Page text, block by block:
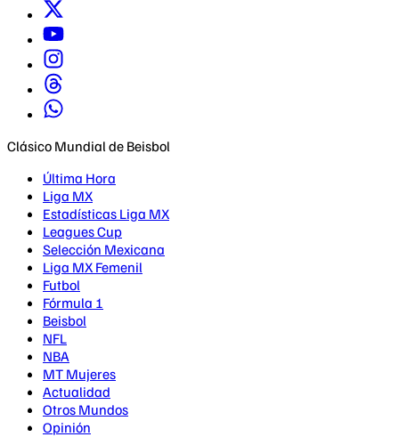
Clásico Mundial de Beisbol
Última Hora
Liga MX
Estadísticas Liga MX
Leagues Cup
Selección Mexicana
Liga MX Femenil
Futbol
Fórmula 1
Beisbol
NFL
NBA
MT Mujeres
Actualidad
Otros Mundos
Opinión